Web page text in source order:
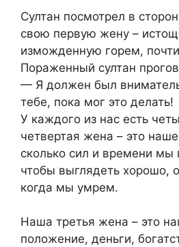
Султан посмотрел в
свою первую жену –
изможденную горем,
Пораженный султан
— Я должен был
тебе, пока мог это делать!
У каждого из нас есть
четвертая жена – это
сколько сил и времени мы
чтобы выглядеть хорошо,
когда мы умрем.
Наша третья жена – это
положение, деньги,